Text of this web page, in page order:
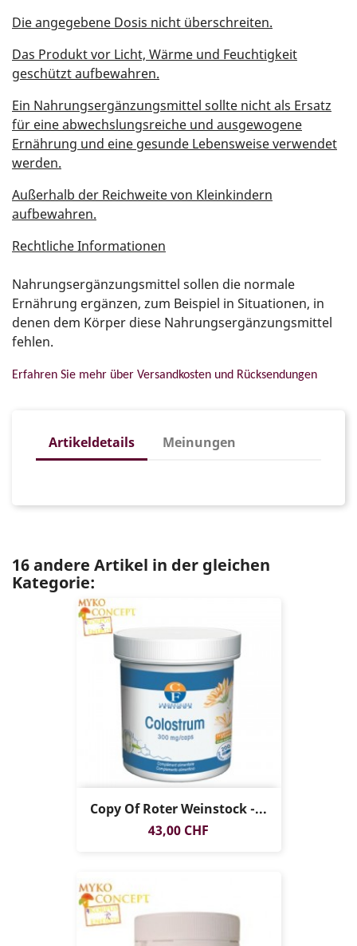
Die angegebene Dosis nicht überschreiten.
Das Produkt vor Licht, Wärme und Feuchtigkeit
geschützt aufbewahren.
Ein Nahrungsergänzungsmittel sollte nicht als Ersatz
für eine abwechslungsreiche und ausgewogene
Ernährung und eine gesunde Lebensweise verwendet
werden.
Außerhalb der Reichweite von Kleinkindern
aufbewahren.
Rechtliche Informationen
Nahrungsergänzungsmittel sollen die normale
Ernährung ergänzen, zum Beispiel in Situationen, in
denen dem Körper diese Nahrungsergänzungsmittel
fehlen.
Erfahren Sie mehr über Versandkosten und Rücksendungen
Artikeldetails Meinungen
16 andere Artikel in der gleichen
Kategorie:
Copy Of Roter Weinstock -...
Preis
43,00 CHF